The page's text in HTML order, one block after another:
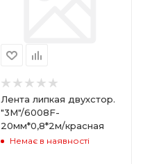
Лента липкая двухстор.
"3М"/6008F-
20мм*0,8*2м/красная
Немає в наявності